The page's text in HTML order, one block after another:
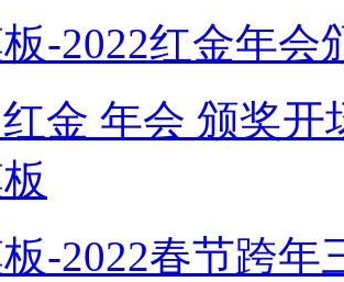
-2022红金年会
红金 年会 颁奖开
-2022春节跨年